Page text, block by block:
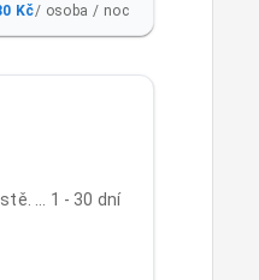
Most
Kč/ osoba / noc
... 1 - 30 dní